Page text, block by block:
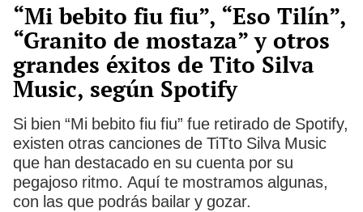
“Mi bebito fiu fiu”, “Eso Tilín”,
“Granito de mostaza” y otros
grandes éxitos de Tito Silva
Music, según Spotify
Si bien “Mi bebito fiu fiu” fue retirado de Spotify,
existen otras canciones de TiTto Silva Music
que han destacado en su cuenta por su
pegajoso ritmo. Aquí te mostramos algunas,
con las que podrás bailar y gozar.